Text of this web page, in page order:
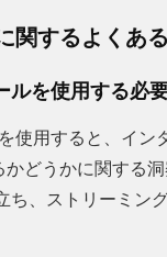
関するよくあ
ルを使用する必
使用すると、イン
どうかに関する
ち、ストリーミン